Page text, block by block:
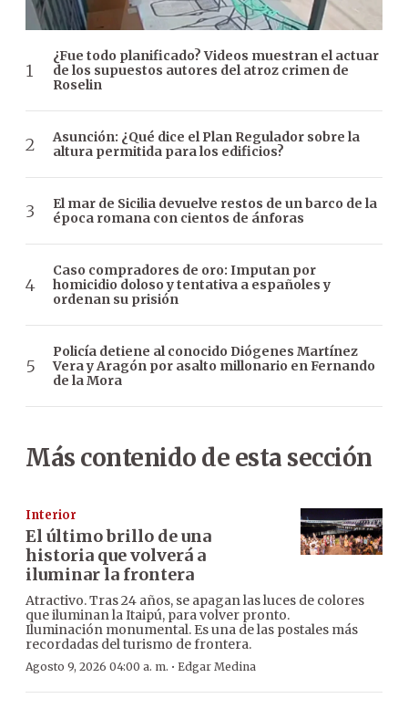
¿Fue todo planificado? Videos muestran el actuar
de los supuestos autores del atroz crimen de
Roselin
Asunción: ¿Qué dice el Plan Regulador sobre la
altura permitida para los edificios?
El mar de Sicilia devuelve restos de un barco de la
época romana con cientos de ánforas
Caso compradores de oro: Imputan por
homicidio doloso y tentativa a españoles y
ordenan su prisión
Policía detiene al conocido Diógenes Martínez
Vera y Aragón por asalto millonario en Fernando
de la Mora
Más contenido de esta sección
Interior
El último brillo de una
historia que volverá a
iluminar la frontera
Atractivo. Tras 24 años, se apagan las luces de colores
que iluminan la Itaipú, para volver pronto.
Iluminación monumental. Es una de las postales más
recordadas del turismo de frontera.
Agosto 9, 2026 04:00 a. m. · Edgar Medina